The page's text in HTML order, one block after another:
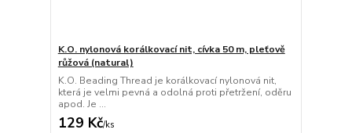
K.O. nylonová korálkovací nit, cívka 50 m, pleťově
růžová (natural)
K.O. Beading Thread je korálkovací nylonová nit,
která je velmi pevná a odolná proti přetržení, oděru
apod. Je ...
129 Kč/ks